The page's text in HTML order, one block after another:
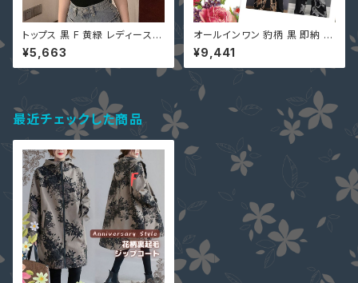
トップス 黒 F 黄緑 レディース
シースルー チュール 切替 ベア
トップ Vネック リブサマーニット
2436576 半袖 夏 カットソー
¥5,663
オールインワン 豹柄 黒 即納 ブ
ラウン ガウチョパンツ ワイドパ
ンツ ゆったり 半袖 レオパード
ecmio-223596 レディース つ
なぎ ジャンプスーツ 5分袖
¥9,441
最近チェックした商品